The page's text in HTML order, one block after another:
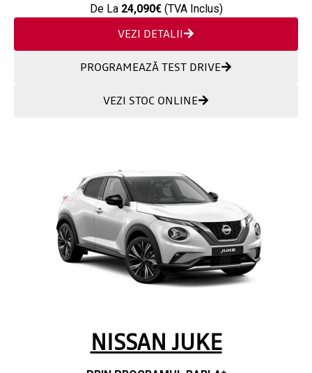
De La 24,090€(TVA Inclus)
VEZI DETALII
PROGRAMEAZĂ TEST DRIVE
VEZI STOC ONLINE
NISSAN JUKE